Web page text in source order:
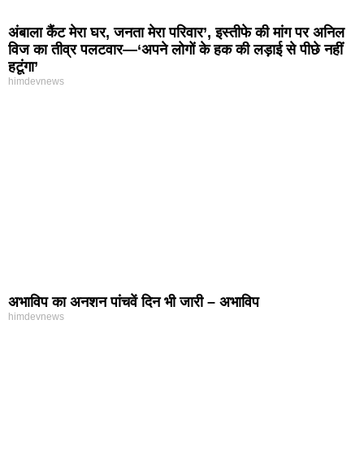
अंबाला कैंट मेरा घर, जनता मेरा परिवार’, इस्तीफे की मांग पर अनिल
विज का तीव्र पलटवार—‘अपने लोगों के हक की लड़ाई से पीछे नहीं
हटूंगा’
himdevnews
अभाविप का अनशन पांचवें दिन भी जारी – अभाविप
himdevnews